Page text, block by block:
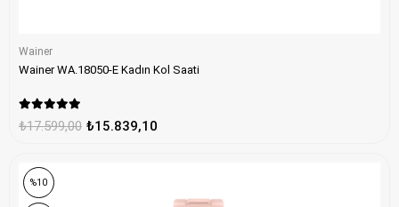
Wainer
Wainer WA.18050-E Kadın Kol Saati
₺15.839,10
₺17.599,00
%10